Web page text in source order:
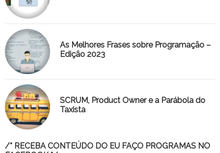
As Melhores Frases sobre Programação –
Edição 2023
SCRUM, Product Owner e a Parábola do
Taxista
/* RECEBA CONTEÚDO DO EU FAÇO PROGRAMAS NO